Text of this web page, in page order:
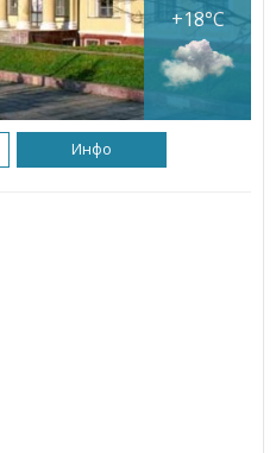
+18°C
Инфо